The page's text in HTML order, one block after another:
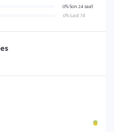
0% Son 24 saat
0% Last 7d